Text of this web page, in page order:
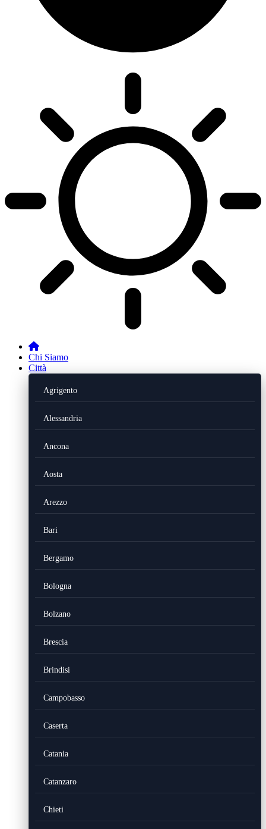
Chi Siamo
Città
Agrigento
Alessandria
Ancona
Aosta
Arezzo
Bari
Bergamo
Bologna
Bolzano
Brescia
Brindisi
Campobasso
Caserta
Catania
Catanzaro
Chieti